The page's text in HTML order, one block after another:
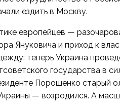
ездить в Москву.
европейцев —
Януковича и приход к
теперь Украина
государства в
Порошенко старый
— возродился. А